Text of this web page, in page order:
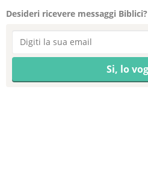
Desideri ricevere messaggi Biblici?